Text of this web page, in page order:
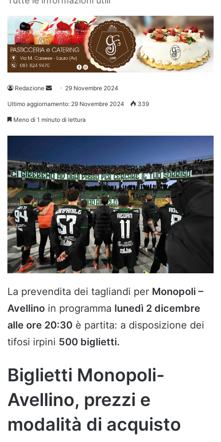
Redazione
Invia 29 Novembre 2024
Ultimo aggiornamento: 29 Novembre 2024 339
Meno di 1 minuto di lettura
La prevendita dei tagliandi per Monopoli –
Avellino in programma lunedì 2 dicembre
alle ore 20:30 è partita: a disposizione dei
tifosi irpini 500 biglietti.
Biglietti Monopoli-
Avellino, prezzi e
modalità di acquisto